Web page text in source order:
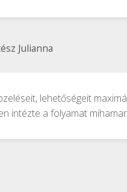
Julianna
lehetőségeit
intézte a folyamat